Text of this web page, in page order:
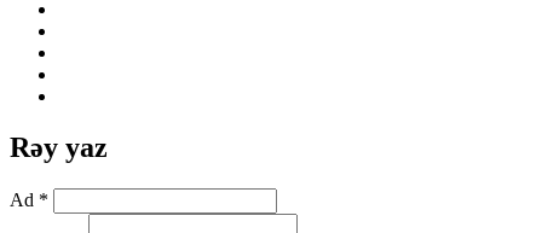
Rəy yaz
Ad *